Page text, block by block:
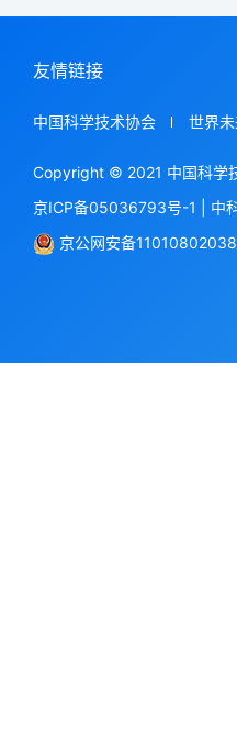
友情链接
中国科学技术协会 世界
Copyright © 2021 中国科学
京ICP备05036793号-1
中
京公网安备